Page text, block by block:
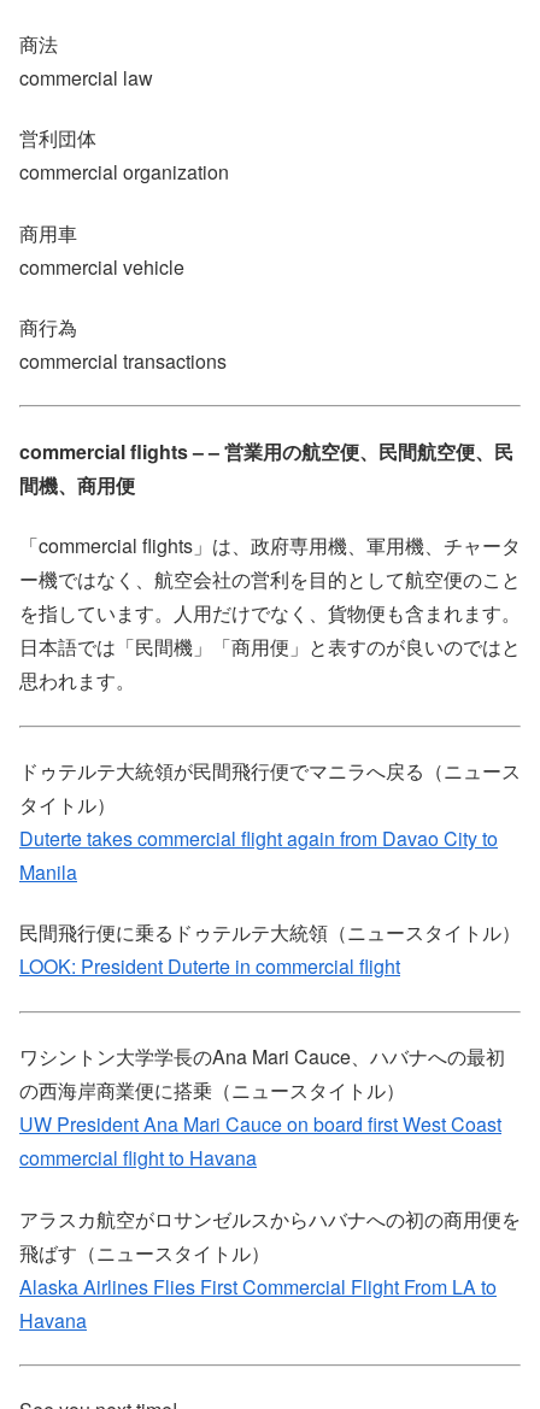
商法
commercial law
営利団体
commercial organization
商用車
commercial vehicle
商行為
commercial transactions
commercial flights – – 営業用の航空便、民間航空便、民
間機、商用便
「commercial flights」は、政府専用機、軍用機、チャータ
ー機ではなく、航空会社の営利を目的として航空便のこと
を指しています。人用だけでなく、貨物便も含まれます。
日本語では「民間機」「商用便」と表すのが良いのではと
思われます。
ドゥテルテ大統領が民間飛行便でマニラへ戻る（ニュース
タイトル）
Duterte takes commercial flight again from Davao City to
Manila
民間飛行便に乗るドゥテルテ大統領（ニュースタイトル）
LOOK: President Duterte in commercial flight
ワシントン大学学長のAna Mari Cauce、ハバナへの最初
の西海岸商業便に搭乗（ニュースタイトル）
UW President Ana Mari Cauce on board first West Coast
commercial flight to Havana
アラスカ航空がロサンゼルスからハバナへの初の商用便を
飛ばす（ニュースタイトル）
Alaska Airlines Flies First Commercial Flight From LA to
Havana